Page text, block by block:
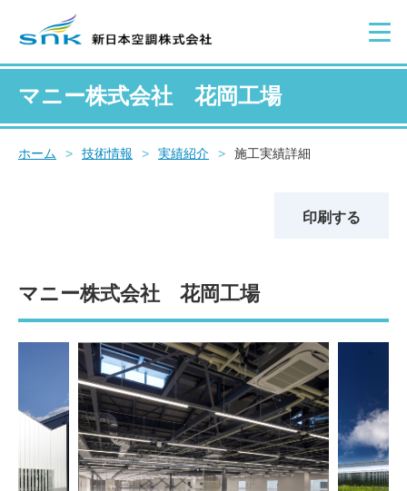
マニー株式会社 花岡工場
ホーム > 技術情報 > 実績紹介 > 施工実績詳細
印刷する
マニー株式会社 花岡工場